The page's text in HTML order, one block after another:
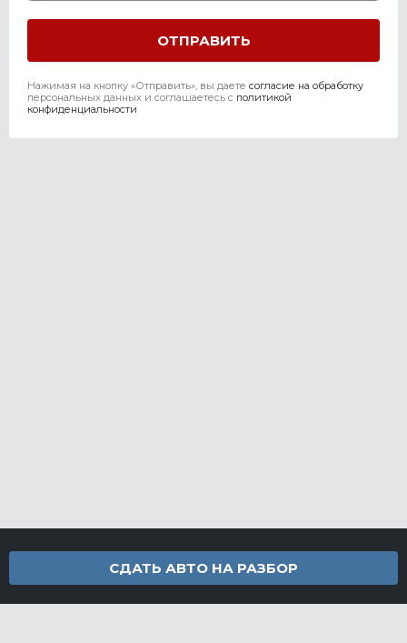
Нажимая на кнопку «Отправить», вы даете согласие на обработку
персональных данных и соглашаетесь c политикой
конфиденциальности
СДАТЬ АВТО НА РАЗБОР